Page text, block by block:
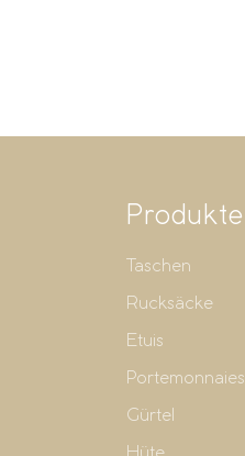
Produkte
Taschen
Rucksäcke
Etuis
Portemonnaies
Gürtel